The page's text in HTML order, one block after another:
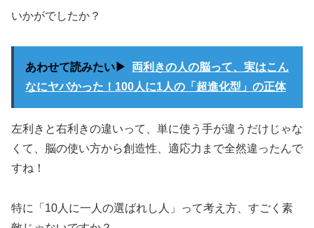
いかがでしたか？
あわせて読みたい▶
両利きの人の脳って、実はこん
なにヤバかった！100人に1人の「超進化型」の正体
左利きと右利きの違いって、単に使う手が違うだけじゃな
くて、脳の使い方から創造性、適応力まで全然違ったんで
すね！
特に「10人に一人の選ばれし人」って考え方、すごく素